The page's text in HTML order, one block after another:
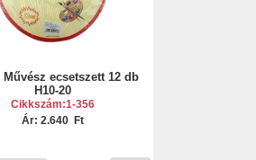
Művész ecsetszett 12 db
H10-20
Cikkszám:1-356
Ár: 2.640 Ft